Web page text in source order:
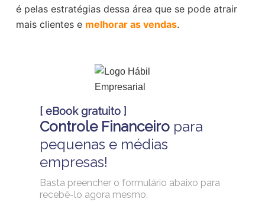
é pelas estratégias dessa área que se pode atrair
mais clientes e melhorar as vendas.
[ eBook gratuito ]
Controle Financeiropara
pequenas e médias
empresas!
Basta preencher o formulário abaixo para
recebê-lo agora mesmo.